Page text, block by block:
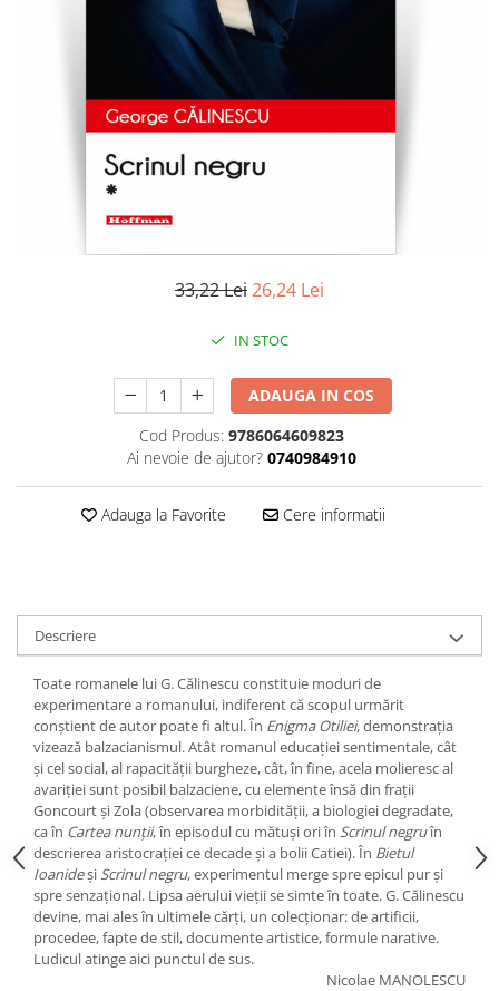
Non-fictiune
Sociologie si filozofie
33,22 Lei26,24 Lei
IN STOC
ADAUGA IN COS
Cod Produs: 9786064609823
Ai nevoie de ajutor? 0740984910
Adauga la Favorite Cere informatii
Descriere
Toate romanele lui G. Călinescu constituie moduri de
experimentare a romanului, indiferent că scopul urmărit
conştient de autor poate fi altul. În Enigma Otiliei, demonstraţia
vizează balzacianismul. Atât romanul educaţiei sentimentale, cât
şi cel social, al rapacităţii burgheze, cât, în fine, acela molieresc al
avariţiei sunt posibil balzaciene, cu elemente însă din fraţii
Goncourt şi Zola (observarea morbidităţii, a biologiei degradate,
ca în Cartea nunţii, în episodul cu mătuşi ori în Scrinul negruîn
descrierea aristocraţiei ce decade şi a bolii Catiei). În Bietul
Ioanideşi Scrinul negru, experimentul merge spre epicul pur şi
spre senzaţional. Lipsa aerului vieţii se simte în toate. G. Călinescu
devine, mai ales în ultimele cărţi, un colecţionar: de artificii,
procedee, fapte de stil, documente artistice, formule narative.
Ludicul atinge aici punctul de sus.
Nicolae MANOLESCU